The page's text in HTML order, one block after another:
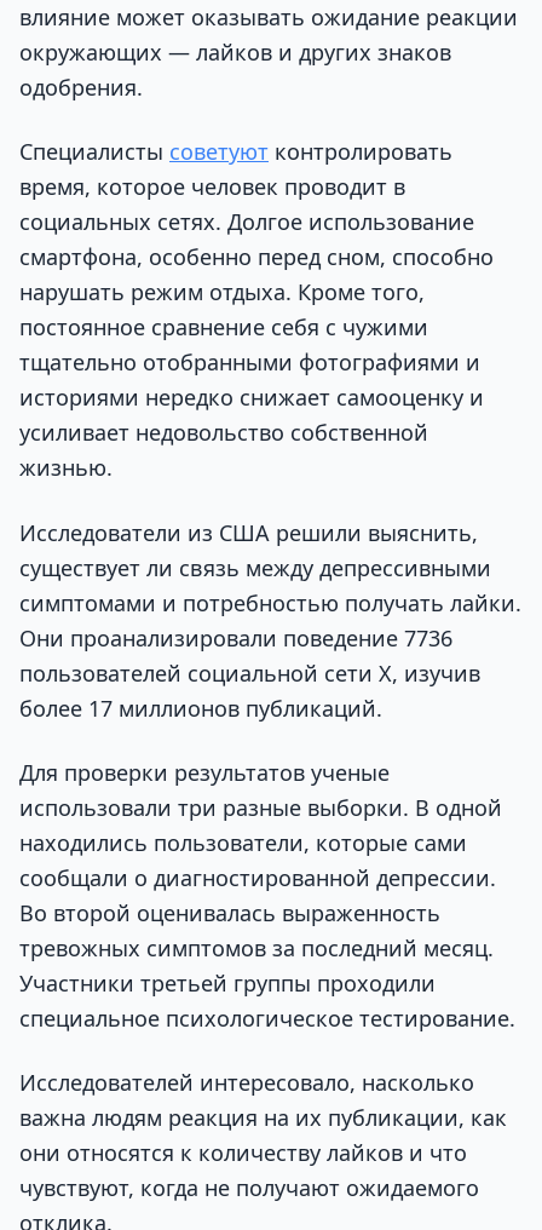
влияние может оказывать ожидание реакции
окружающих — лайков и других знаков
одобрения.
Специалисты советуют контролировать
время, которое человек проводит в
социальных сетях. Долгое использование
смартфона, особенно перед сном, способно
нарушать режим отдыха. Кроме того,
постоянное сравнение себя с чужими
тщательно отобранными фотографиями и
историями нередко снижает самооценку и
усиливает недовольство собственной
жизнью.
Исследователи из США решили выяснить,
существует ли связь между депрессивными
симптомами и потребностью получать лайки.
Они проанализировали поведение 7736
пользователей социальной сети X, изучив
более 17 миллионов публикаций.
Для проверки результатов ученые
использовали три разные выборки. В одной
находились пользователи, которые сами
сообщали о диагностированной депрессии.
Во второй оценивалась выраженность
тревожных симптомов за последний месяц.
Участники третьей группы проходили
специальное психологическое тестирование.
Исследователей интересовало, насколько
важна людям реакция на их публикации, как
они относятся к количеству лайков и что
чувствуют, когда не получают ожидаемого
отклика.